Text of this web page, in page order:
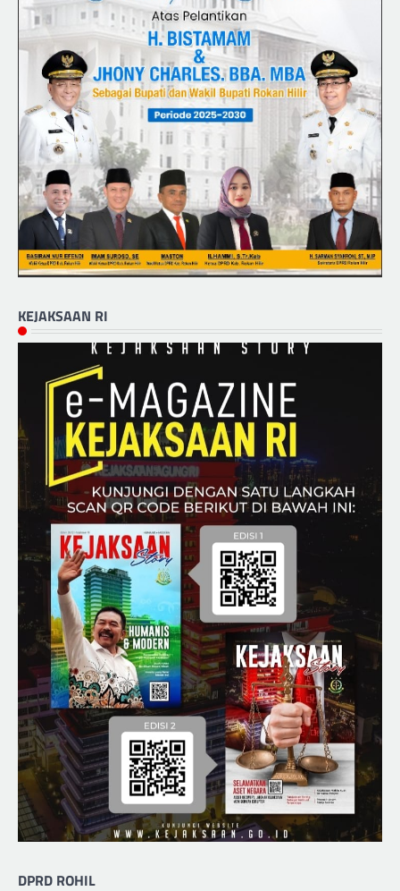
KEJAKSAAN RI
DPRD ROHIL